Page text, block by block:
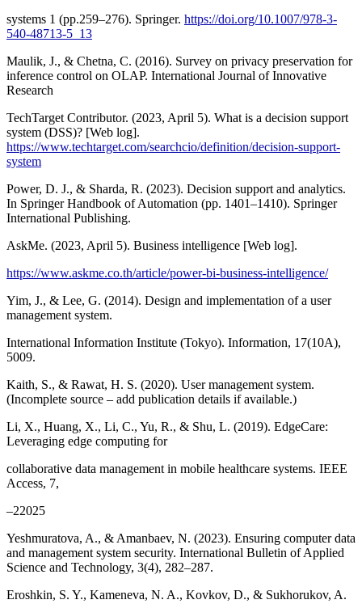
systems 1 (pp.259–276). Springer. https://doi.org/10.1007/978-3-
540-48713-5_13
Maulik, J., & Chetna, C. (2016). Survey on privacy preservation for
inference control on OLAP. International Journal of Innovative
Research
TechTarget Contributor. (2023, April 5). What is a decision support
system (DSS)? [Web log].
https://www.techtarget.com/searchcio/definition/decision-support-
system
Power, D. J., & Sharda, R. (2023). Decision support and analytics.
In Springer Handbook of Automation (pp. 1401–1410). Springer
International Publishing.
AskMe. (2023, April 5). Business intelligence [Web log].
https://www.askme.co.th/article/power-bi-business-intelligence/
Yim, J., & Lee, G. (2014). Design and implementation of a user
management system.
International Information Institute (Tokyo). Information, 17(10A),
5009.
Kaith, S., & Rawat, H. S. (2020). User management system.
(Incomplete source – add publication details if available.)
Li, X., Huang, X., Li, C., Yu, R., & Shu, L. (2019). EdgeCare:
Leveraging edge computing for
collaborative data management in mobile healthcare systems. IEEE
Access, 7,
–22025
Yeshmuratova, A., & Amanbaev, N. (2023). Ensuring computer data
and management system security. International Bulletin of Applied
Science and Technology, 3(4), 282–287.
Eroshkin, S. Y., Kameneva, N. A., Kovkov, D., & Sukhorukov, A.